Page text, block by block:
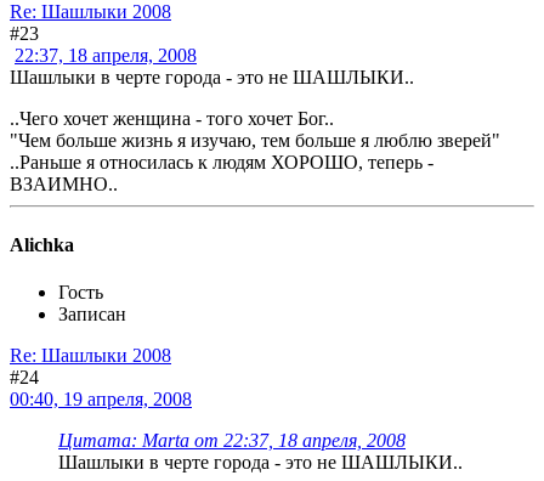
Re: Шашлыки 2008
#23
22:37, 18 апреля, 2008
Шашлыки в черте города - это не ШАШЛЫКИ..
..Чего хочет женщина - того хочет Бог..
"Чем больше жизнь я изучаю, тем больше я люблю зверей"
..Раньше я относилась к людям ХОРОШО, теперь -
ВЗАИМНО..
Alichka
Гость
Записан
Re: Шашлыки 2008
#24
00:40, 19 апреля, 2008
Цитата: Marta от 22:37, 18 апреля, 2008
Шашлыки в черте города - это не ШАШЛЫКИ..